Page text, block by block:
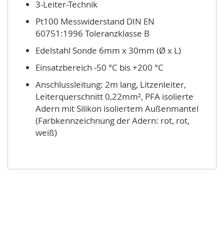
3-Leiter-Technik
Pt100 Messwiderstand DIN EN
60751:1996 Toleranzklasse B
Edelstahl Sonde 6mm x 30mm (Ø x L)
Einsatzbereich -50 °C bis +200 °C
Anschlussleitung: 2m lang, Litzenleiter,
Leiterquerschnitt 0,22mm², PFA isolierte
Adern mit Silikon isoliertem Außenmantel
(Farbkennzeichnung der Adern: rot, rot,
weiß)